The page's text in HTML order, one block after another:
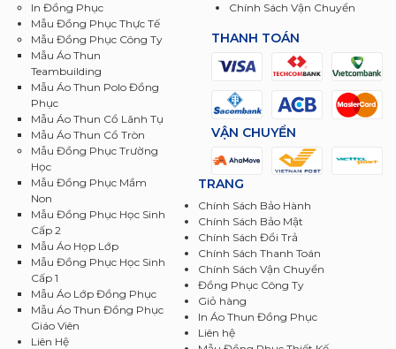
In Đồng Phục
Mẫu Đồng Phục Thực Tế
Mẫu Đồng Phục Công Ty
Mẫu Áo Thun
Teambuilding
Mẫu Áo Thun Polo Đồng
Phục
Mẫu Áo Thun Cổ Lãnh Tụ
Mẫu Áo Thun Cổ Tròn
Mẫu Đồng Phục Trường
Học
Mẫu Đồng Phục Mầm
Non
Mẫu Đồng Phục Học Sinh
Cấp 2
Mẫu Áo Họp Lớp
Mẫu Đồng Phục Học Sinh
Cấp 1
Mẫu Áo Lớp Đồng Phục
Mẫu Áo Thun Đồng Phục
Giáo Viên
Liên Hệ
Chính Sách Vận Chuyển
THANH TOÁN
VẬN CHUYỂN
TRANG
Chính Sách Bảo Hành
Chính Sách Bảo Mật
Chính Sách Đổi Trả
Chính Sách Thanh Toán
Chính Sách Vận Chuyển
Đồng Phục Công Ty
Giỏ hàng
In Áo Thun Đồng Phục
Liên hệ